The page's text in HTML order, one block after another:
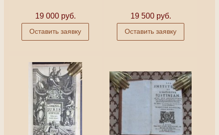
19 000 руб.
Оставить заявку
19 500 руб.
Оставить заявку